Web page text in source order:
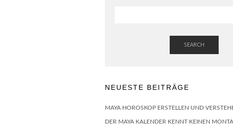
SEARCH
NEUESTE BEITRÄGE
MAYA HOROSKOP ERSTELLEN UND
DER MAYA KALENDER KENNT KEINEN